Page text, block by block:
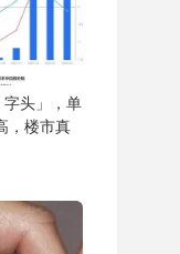
头」，单
，楼市真